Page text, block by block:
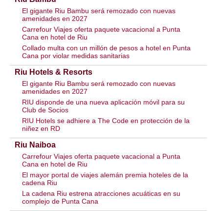
El gigante Riu Bambu será remozado con nuevas
amenidades en 2027
Carrefour Viajes oferta paquete vacacional a Punta
Cana en hotel de Riu
Collado multa con un millón de pesos a hotel en Punta
Cana por violar medidas sanitarias
Riu Hotels & Resorts
El gigante Riu Bambu será remozado con nuevas
amenidades en 2027
RIU disponde de una nueva aplicación móvil para su
Club de Socios
RIU Hotels se adhiere a The Code en protección de la
niñez en RD
Riu Naiboa
Carrefour Viajes oferta paquete vacacional a Punta
Cana en hotel de Riu
El mayor portal de viajes alemán premia hoteles de la
cadena Riu
La cadena Riu estrena atracciones acuáticas en su
complejo de Punta Cana